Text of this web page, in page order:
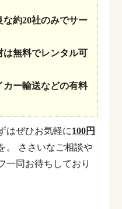
約20社のみでサー
は無料でレンタル可
カー輸送などの有料
はぜひお気軽に100円
。
ささいなご相談や
一同お待ちしており